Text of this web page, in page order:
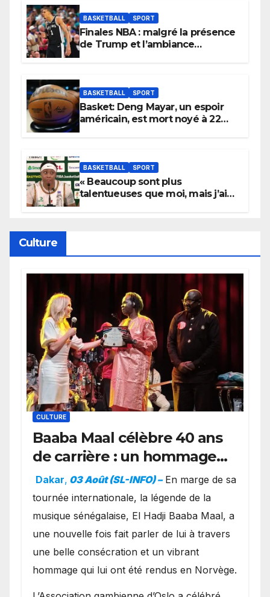
BASKETBALL SPORT
Finales NBA : malgré la présence
de Trump et l’ambiance
BASKETBALL SPORT
Basket: Deng Mayar, un espoir
américain, est mort noyé à 22
BASKETBALL SPORT
« Beaucoup sont plus
talentueuses que moi, mais j’ai
Culture
CULTURE
Baaba Maal célèbre 40 ans
de carrière : un hommage
exceptionnel à Oslo en
présence de la famille
royale.
Dakar, 03 Août (SL-INFO) – ​En marge de sa
tournée internationale, la légende de la
musique sénégalaise, El Hadji Baaba Maal, a
une nouvelle fois fait parler de lui à travers
une belle consécration et un vibrant
hommage qui lui ont été rendus en Norvège.